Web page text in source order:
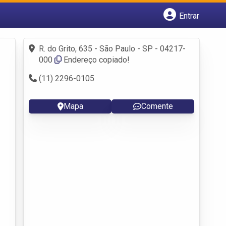
Entrar
Fazer login
Criar conta
R. do Grito, 635 - São Paulo - SP - 04217-
000
Endereço copiado!
(11) 2296-0105
Mapa Comente